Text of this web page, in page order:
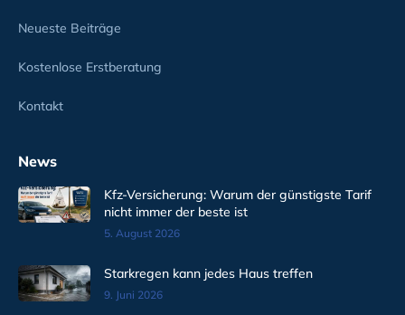
Neueste Beiträge
Kostenlose Erstberatung
Kontakt
News
Kfz-Versicherung: Warum der günstigste Tarif
nicht immer der beste ist
5. August 2026
Starkregen kann jedes Haus treffen
9. Juni 2026